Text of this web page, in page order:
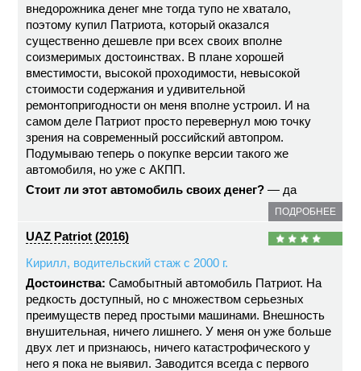
внедорожника денег мне тогда тупо не хватало,
поэтому купил Патриота, который оказался
существенно дешевле при всех своих вполне
соизмеримых достоинствах. В плане хорошей
вместимости, высокой проходимости, невысокой
стоимости содержания и удивительной
ремонтопригодности он меня вполне устроил. И на
самом деле Патриот просто перевернул мою точку
зрения на современный российский автопром.
Подумываю теперь о покупке версии такого же
автомобиля, но уже с АКПП.
Стоит ли этот автомобиль своих денег? — да
ПОДРОБНЕЕ
UAZ Patriot (2016)
Кирилл, водительский стаж с 2000 г.
Достоинства: Самобытный автомобиль Патриот. На
редкость доступный, но с множеством серьезных
преимуществ перед простыми машинами. Внешность
внушительная, ничего лишнего. У меня он уже больше
двух лет и признаюсь, ничего катастрофического у
него я пока не выявил. Заводится всегда с первого